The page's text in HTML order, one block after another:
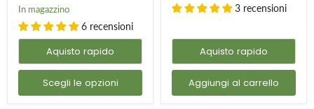
In magazzino
6 recensioni
Aquisto rapido
Scegli le opzioni
3 recensioni
Aquisto rapido
Aggiungi al carrello